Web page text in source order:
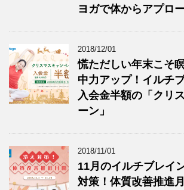
ヨガで体からアプロ
2018/12/01
慌ただしい年末こそ
中力アップ！イルチ
入会金半額の「クリ
ーン」
2018/11/01
11月のイルチブレイ
対策！体質改善推進